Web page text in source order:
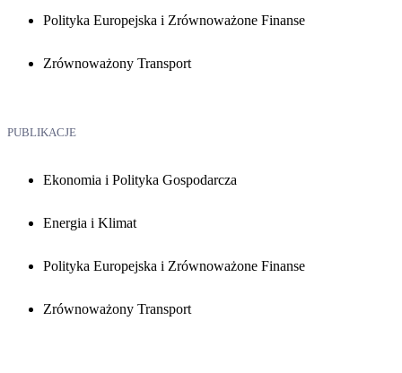
Polityka Europejska i Zrównoważone Finanse
Zrównoważony Transport
PUBLIKACJE
Ekonomia i Polityka Gospodarcza
Energia i Klimat
Polityka Europejska i Zrównoważone Finanse
Zrównoważony Transport